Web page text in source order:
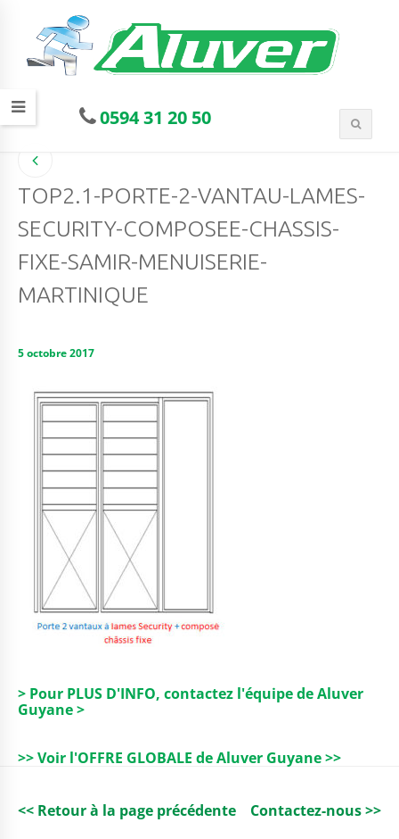
0594 31 20 50
TOP2.1-PORTE-2-VANTAU-LAMES-
SECURITY-COMPOSEE-CHASSIS-
FIXE-SAMIR-MENUISERIE-
MARTINIQUE
5 octobre 2017
> Pour PLUS D'INFO, contactez l'équipe de Aluver
Guyane >
>> Voir l'OFFRE GLOBALE de Aluver Guyane >>
<< Retour à la page précédente Contactez-nous >>